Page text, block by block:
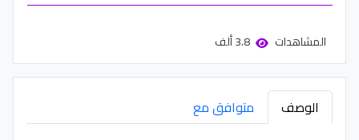
المشاهدات 3.8 ألف
الوصف
متوافق مع